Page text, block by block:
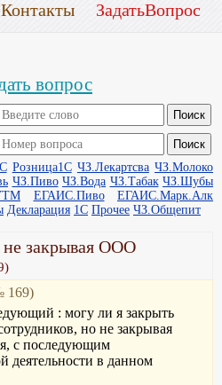
Контакты ЗадатьВопрос
вопрос
Розница1С ЧЗ.Лекартсва ЧЗ.Молоко
ЧЗ.Пиво ЧЗ.Вода ЧЗ.Табак ЧЗ.Шубы
ЕГАИС.Пиво
ЕГАИС.Марк.Алк
Декларация 1С Прочее ЧЗ.Общепит
не закрывая ООО
169)
: могу ли я закрыть
но не закрывая
с последующим
деятельности в данном